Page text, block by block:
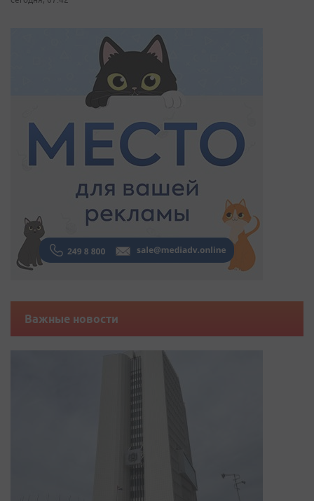
Важные новости